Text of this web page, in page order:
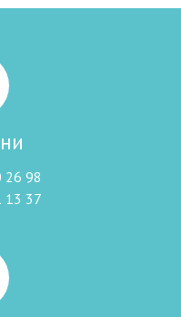
26 98
13 37